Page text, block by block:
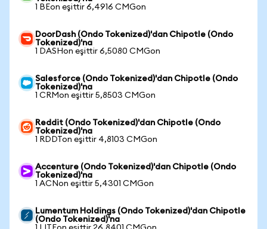
1 BEon eşittir 6,4916 CMGon
DoorDash (Ondo Tokenized)'dan Chipotle (Ondo
Tokenized)'na
1 DASHon eşittir 6,5080 CMGon
Salesforce (Ondo Tokenized)'dan Chipotle (Ondo
Tokenized)'na
1 CRMon eşittir 5,8503 CMGon
Reddit (Ondo Tokenized)'dan Chipotle (Ondo
Tokenized)'na
1 RDDTon eşittir 4,8103 CMGon
Accenture (Ondo Tokenized)'dan Chipotle (Ondo
Tokenized)'na
1 ACNon eşittir 5,4301 CMGon
Lumentum Holdings (Ondo Tokenized)'dan Chipotle
(Ondo Tokenized)'na